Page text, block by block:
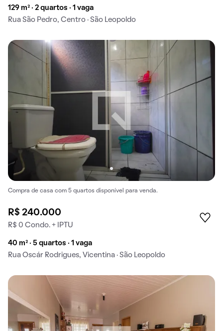
129 m² · 2 quartos · 1 vaga
Rua São Pedro, Centro · São Leopoldo
Compra de casa com 5 quartos disponível para venda.
R$ 240.000
R$ 0 Condo. + IPTU
40 m² · 5 quartos · 1 vaga
Rua Oscár Rodrigues, Vicentina · São Leopoldo